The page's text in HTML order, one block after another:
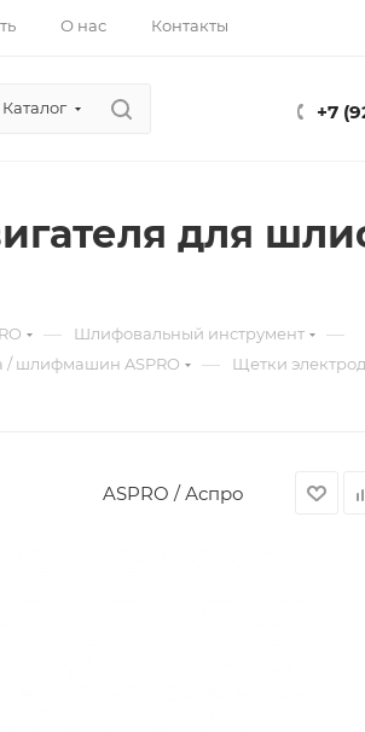
О нас Контакты
Каталог +7
для
— Шлифовальный инструмент —
/ шлифмашин ASPRO — Щетки
ASPRO / Аспро